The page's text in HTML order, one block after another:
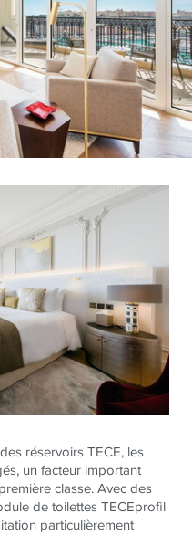
réservoirsTECE, les
un facteur important
classe. Avec des
de toilettesTECEprofil
particulièrement